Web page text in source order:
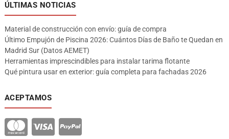
ÚLTIMAS NOTICIAS
Material de construcción con envío: guía de compra
Último Empujón de Piscina 2026: Cuántos Días de Baño te Quedan en
Madrid Sur (Datos AEMET)
Herramientas imprescindibles para instalar tarima flotante
Qué pintura usar en exterior: guía completa para fachadas 2026
ACEPTAMOS